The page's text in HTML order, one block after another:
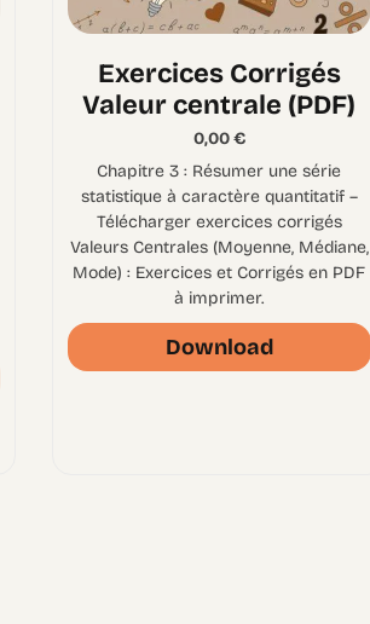
Exercices Corrigés
Valeur centrale (PDF)
0,00€
Chapitre 3 : Résumer une série
statistique à caractère quantitatif –
Télécharger exercices corrigés
Valeurs Centrales (Moyenne, Médiane,
Mode) : Exercices et Corrigés en PDF
à imprimer.
Download